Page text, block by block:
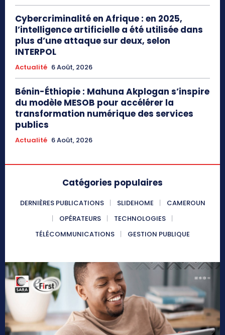
Cybercriminalité en Afrique : en 2025,
l’intelligence artificielle a été utilisée dans
plus d’une attaque sur deux, selon
INTERPOL
Actualité 6 Août, 2026
Bénin-Éthiopie : Mahuna Akplogan s’inspire
du modèle MESOB pour accélérer la
transformation numérique des services
publics
Actualité 6 Août, 2026
Catégories populaires
DERNIÈRES PUBLICATIONS SLIDEHOME
CAMEROUN
OPÉRATEURS
TECHNOLOGIES
TÉLÉCOMMUNICATIONS
GESTION PUBLIQUE